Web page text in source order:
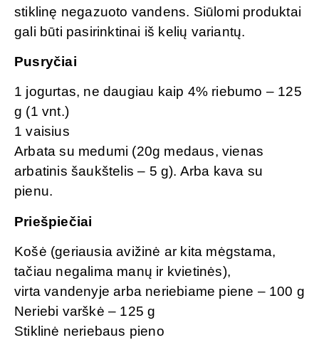
stiklinę negazuoto vandens. Siūlomi produktai
gali būti pasirinktinai iš kelių variantų.
Pusryčiai
1 jogurtas, ne daugiau kaip 4% riebumo – 125
g (1 vnt.)
1 vaisius
Arbata su medumi (20g medaus, vienas
arbatinis šaukštelis – 5 g). Arba kava su
pienu.
Priešpiečiai
Košė (geriausia avižinė ar kita mėgstama,
tačiau negalima manų ir kvietinės),
virta vandenyje arba neriebiame piene – 100 g
Neriebi varškė – 125 g
Stiklinė neriebaus pieno